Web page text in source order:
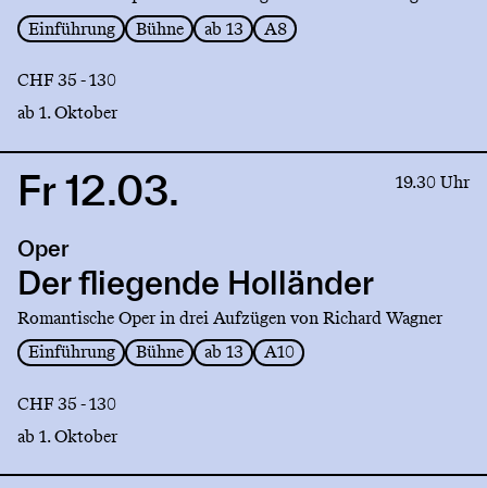
Einführung
Bühne ab 13 A8
CHF 35 - 130
ab 1. Oktober
Link
Der
fliegende
Holländer
Fr 12.03. 19.30 Uhr
Oper
Der fliegende Holländer
Romantische Oper in drei Aufzügen von Richard Wagner
Einführung
Bühne ab 13 A10
CHF 35 - 130
ab 1. Oktober